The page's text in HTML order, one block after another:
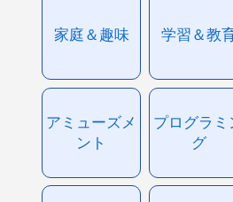
家庭＆趣味 学習＆教
アミューズメ
ント
プログラミ
グ